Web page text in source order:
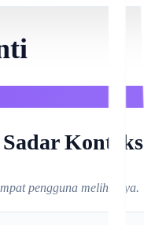
Konteks
pengguna melihatnya.